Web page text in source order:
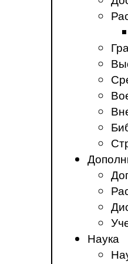
Наука